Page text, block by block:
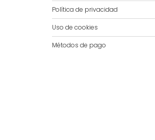
Política de privacidad
Uso de cookies
Métodos de pago